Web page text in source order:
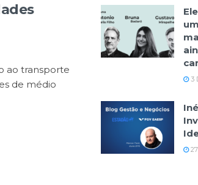
ao transporte
de médio
3
27